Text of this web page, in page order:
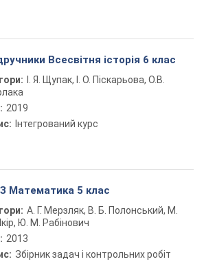
Всесвітня історія 6 клас
І. Я. Щупак, І. О. Піскарьова, О.В.
2019
Інтегрований курс
Математика 5 клас
А. Г. Мерзляк, В. Б. Полонський, М.
Ю. М. Рабінович
2013
Збірник задач і контрольних робіт